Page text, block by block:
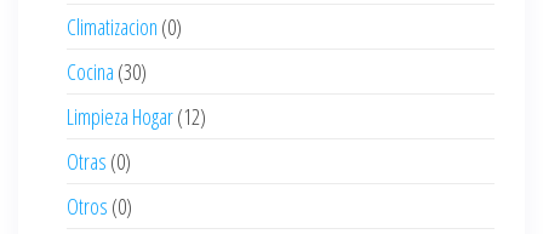
Climatizacion (0)
Cocina (30)
Limpieza Hogar(12)
Otras (0)
Otros (0)